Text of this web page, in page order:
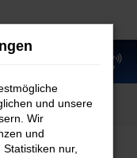
und unsere
Wir
und
nur,